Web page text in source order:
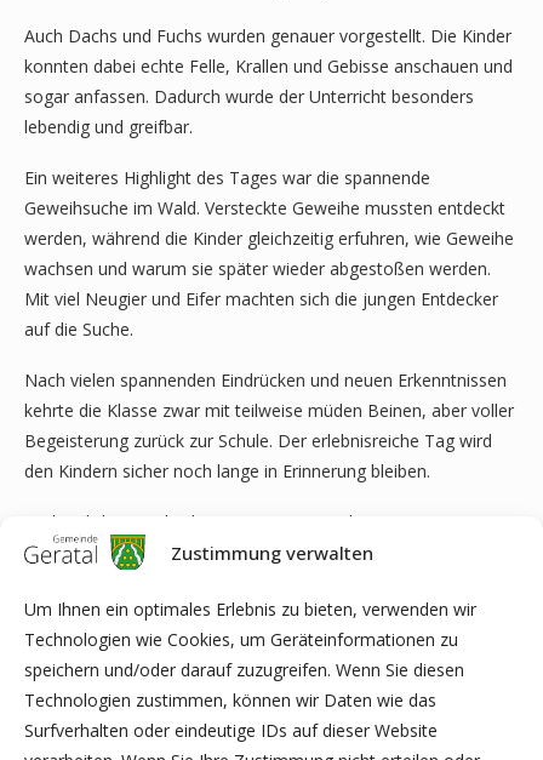
Zustimmung verwalten
Um Ihnen ein optimales Erlebnis zu bieten, verwenden wir
Technologien wie Cookies, um Geräteinformationen zu
speichern und/oder darauf zuzugreifen. Wenn Sie diesen
Technologien zustimmen, können wir Daten wie das
Surfverhalten oder eindeutige IDs auf dieser Website
Auch Dachs und Fuchs wurden genauer vorgestellt. Die Kinder
konnten dabei echte Felle, Krallen und Gebisse anschauen und
sogar anfassen. Dadurch wurde der Unterricht besonders
lebendig und greifbar.
Ein weiteres Highlight des Tages war die spannende
Geweihsuche im Wald. Versteckte Geweihe mussten entdeckt
werden, während die Kinder gleichzeitig erfuhren, wie Geweihe
wachsen und warum sie später wieder abgestoßen werden.
Mit viel Neugier und Eifer machten sich die jungen Entdecker
auf die Suche.
Nach vielen spannenden Eindrücken und neuen Erkenntnissen
kehrte die Klasse zwar mit teilweise müden Beinen, aber voller
Begeisterung zurück zur Schule. Der erlebnisreiche Tag wird
den Kindern sicher noch lange in Erinnerung bleiben.
Ein herzlicher Dank gilt Dorit Sommer und Lucas Reutermann
für diesen lehrreichen und unvergesslichen Tag in der Natur.
Ellen Kretschmar